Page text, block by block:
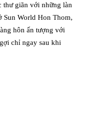
thư giãn với những làn
Sun World Hon Thom,
hôn ấn tượng với
chỉ ngay sau khi